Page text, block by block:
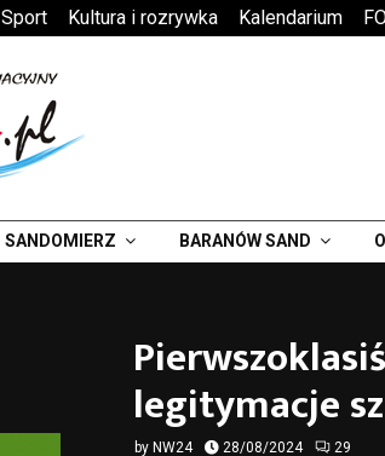
Sport Kultura i rozrywka Kalendarium
SANDOMIERZ BARANÓW SAND
legitymacje
by NW24 28/08/2024 29